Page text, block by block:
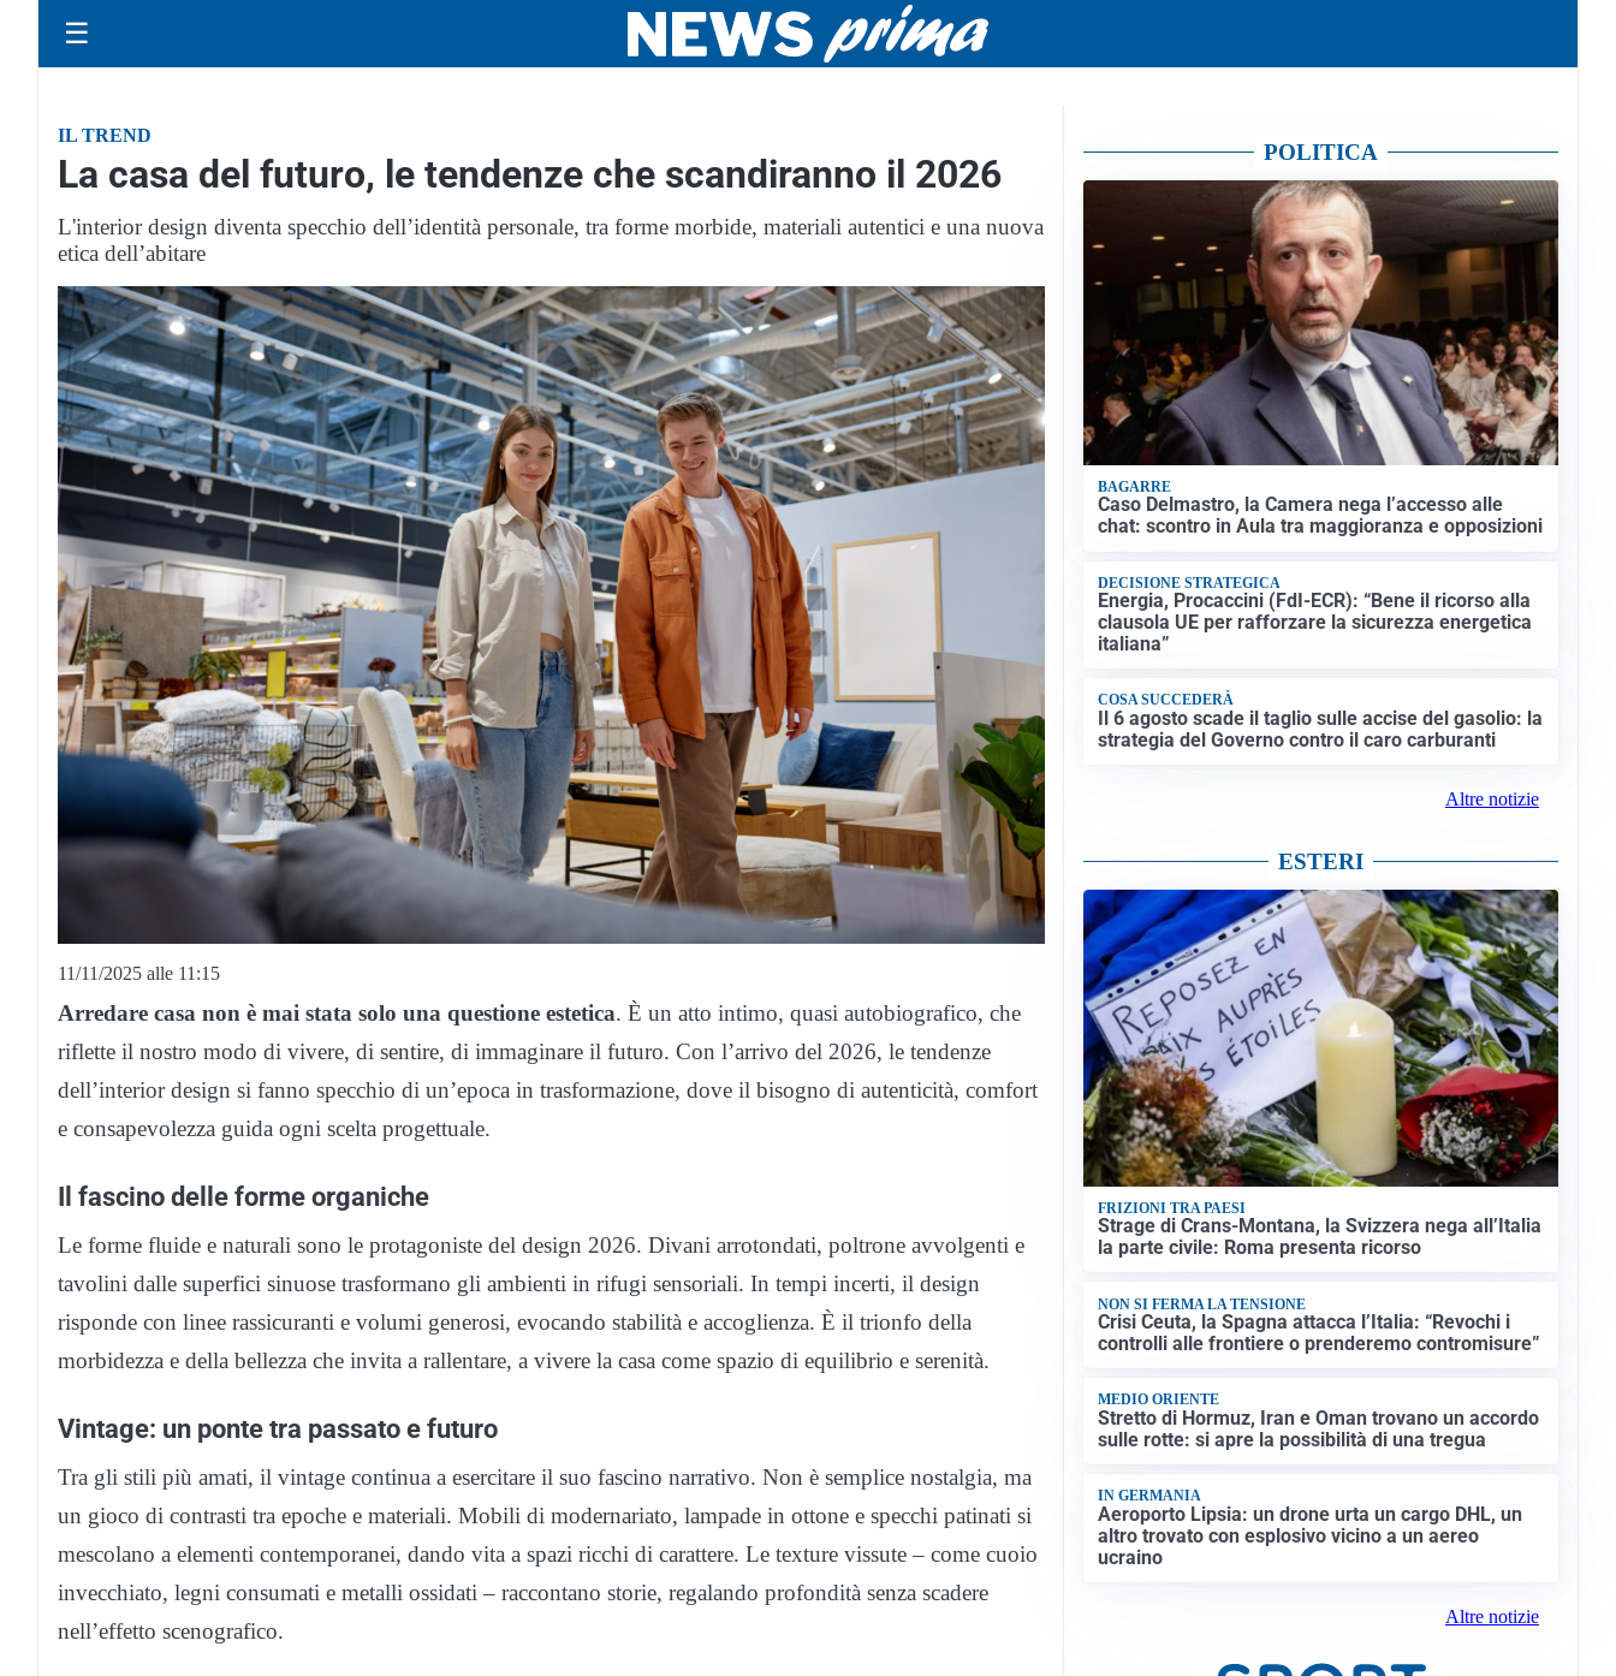
☰
IL TREND
La casa del futuro, le tendenze che scandiranno il 2026
L'interior design diventa specchio dell’identità personale, tra forme morbide, materiali autentici e una nuova
etica dell’abitare
11/11/2025 alle 11:15
Arredare casa non è mai stata solo una questione estetica. È un atto intimo, quasi autobiografico, che
riflette il nostro modo di vivere, di sentire, di immaginare il futuro. Con l’arrivo del 2026, le tendenze
dell’interior design si fanno specchio di un’epoca in trasformazione, dove il bisogno di autenticità, comfort
e consapevolezza guida ogni scelta progettuale.
Il fascino delle forme organiche
Le forme fluide e naturali sono le protagoniste del design 2026. Divani arrotondati, poltrone avvolgenti e
tavolini dalle superfici sinuose trasformano gli ambienti in rifugi sensoriali. In tempi incerti, il design
risponde con linee rassicuranti e volumi generosi, evocando stabilità e accoglienza. È il trionfo della
morbidezza e della bellezza che invita a rallentare, a vivere la casa come spazio di equilibrio e serenità.
Vintage: un ponte tra passato e futuro
Tra gli stili più amati, il vintage continua a esercitare il suo fascino narrativo. Non è semplice nostalgia, ma
un gioco di contrasti tra epoche e materiali. Mobili di modernariato, lampade in ottone e specchi patinati si
mescolano a elementi contemporanei, dando vita a spazi ricchi di carattere. Le texture vissute – come cuoio
invecchiato, legni consumati e metalli ossidati – raccontano storie, regalando profondità senza scadere
nell’effetto scenografico.
POLITICA
BAGARRE
Caso Delmastro, la Camera nega l’accesso alle
chat: scontro in Aula tra maggioranza e opposizioni
DECISIONE STRATEGICA
Energia, Procaccini (FdI-ECR): “Bene il ricorso alla
clausola UE per rafforzare la sicurezza energetica
italiana”
COSA SUCCEDERÀ
Il 6 agosto scade il taglio sulle accise del gasolio: la
strategia del Governo contro il caro carburanti
Altre notizie
ESTERI
FRIZIONI TRA PAESI
Strage di Crans-Montana, la Svizzera nega all’Italia
la parte civile: Roma presenta ricorso
NON SI FERMA LA TENSIONE
Crisi Ceuta, la Spagna attacca l’Italia: “Revochi i
controlli alle frontiere o prenderemo contromisure”
MEDIO ORIENTE
Stretto di Hormuz, Iran e Oman trovano un accordo
sulle rotte: si apre la possibilità di una tregua
IN GERMANIA
Aeroporto Lipsia: un drone urta un cargo DHL, un
altro trovato con esplosivo vicino a un aereo
ucraino
Altre notizie